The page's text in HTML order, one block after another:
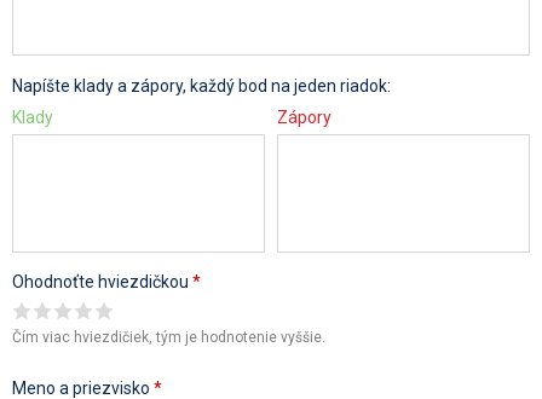
Napíšte klady a zápory, každý bod na jeden riadok:
Klady
Zápory
Ohodnoťte hviezdičkou *
Čím viac hviezdičiek, tým je hodnotenie vyššie.
Meno a priezvisko *